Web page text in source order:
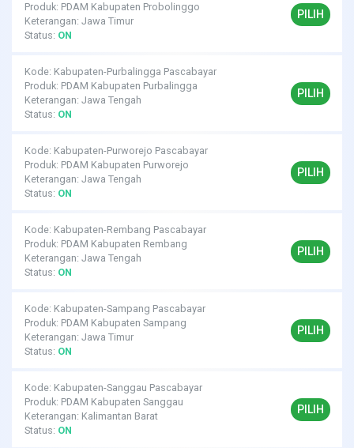
Produk: PDAM Kabupaten Probolinggo
Keterangan: Jawa Timur
Status: ON
PILIH
Kode: Kabupaten-Purbalingga Pascabayar
Produk: PDAM Kabupaten Purbalingga
Keterangan: Jawa Tengah
Status: ON
PILIH
Kode: Kabupaten-Purworejo Pascabayar
Produk: PDAM Kabupaten Purworejo
Keterangan: Jawa Tengah
Status: ON
PILIH
Kode: Kabupaten-Rembang Pascabayar
Produk: PDAM Kabupaten Rembang
Keterangan: Jawa Tengah
Status: ON
PILIH
Kode: Kabupaten-Sampang Pascabayar
Produk: PDAM Kabupaten Sampang
Keterangan: Jawa Timur
Status: ON
PILIH
Kode: Kabupaten-Sanggau Pascabayar
Produk: PDAM Kabupaten Sanggau
Keterangan: Kalimantan Barat
Status: ON
PILIH